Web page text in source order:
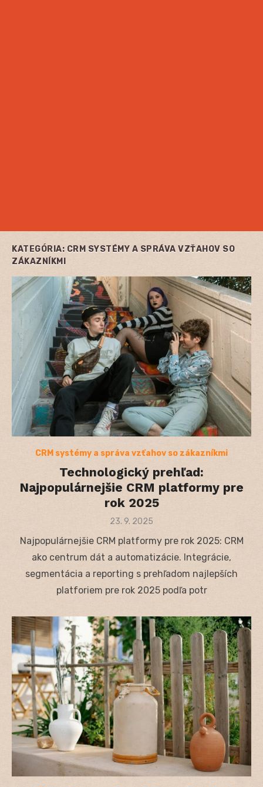
KATEGÓRIA: CRM SYSTÉMY A SPRÁVA VZŤAHOV SO
ZÁKAZNÍKMI
CRM systémy a správa vzťahov so zákazníkmi
Technologický prehľad:
Najpopulárnejšie CRM platformy pre
rok 2025
Posted
23. 9. 2025
Najpopulárnejšie CRM platformy pre rok 2025: CRM
ako centrum dát a automatizácie. Integrácie,
segmentácia a reporting s prehľadom najlepších
platforiem pre rok 2025 podľa potr